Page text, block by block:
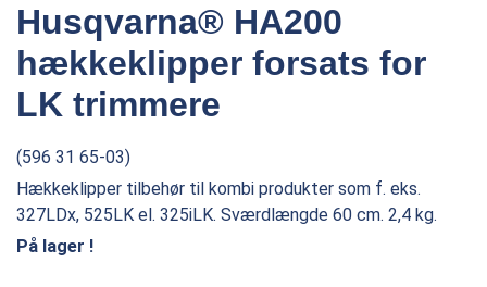
Husqvarna® HA200
hækkeklipper forsats for
LK trimmere
(596 31 65-03)
Hækkeklipper tilbehør til kombi produkter som f. eks.
327LDx, 525LK el. 325iLK. Sværdlængde 60 cm. 2,4 kg.
På lager !